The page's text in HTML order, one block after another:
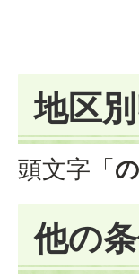
地区
頭文字「の
他の